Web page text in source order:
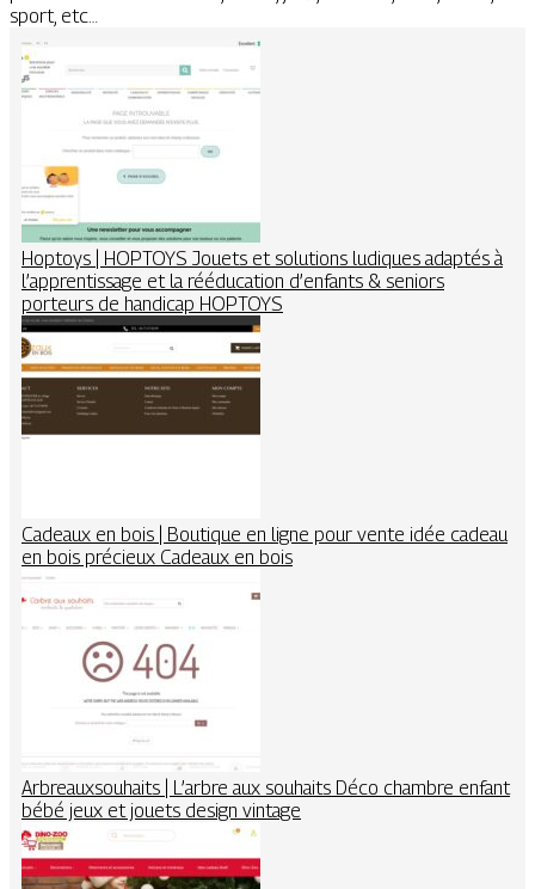
sport, etc…
Hoptoys | HOPTOYS Jouets et solutions ludiques adaptés à
l’appren­tis­sa­ge et la rééducation d’enfants & seniors
porteurs de handicap HOPTOYS
Cadeaux en bois | Boutique en ligne pour vente idée cadeau
en bois précieux Cadeaux en bois
Arbreaux­sou­haits | L’arbre aux souhaits Déco chambre enfant
bébé jeux et jouets design vintage